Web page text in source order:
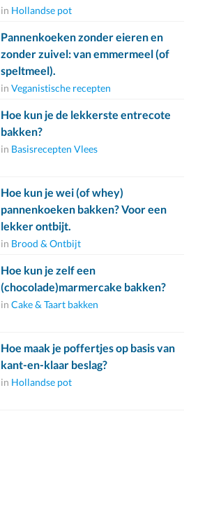
in Hollandse pot
Pannenkoeken zonder eieren en
zonder zuivel: van emmermeel (of
speltmeel).
in Veganistische recepten
Hoe kun je de lekkerste entrecote
bakken?
in Basisrecepten Vlees
Hoe kun je wei (of whey)
pannenkoeken bakken? Voor een
lekker ontbijt.
in Brood & Ontbijt
Hoe kun je zelf een
(chocolade)marmercake bakken?
in Cake & Taart bakken
Hoe maak je poffertjes op basis van
kant-en-klaar beslag?
in Hollandse pot